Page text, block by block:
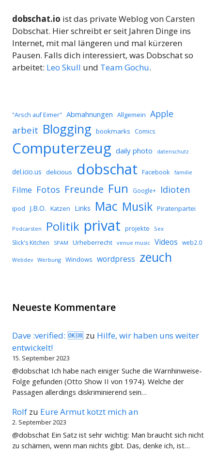
dobschat.io ist das private Weblog von Carsten
Dobschat. Hier schreibt er seit Jahren Dinge ins
Internet, mit mal längeren und mal kürzeren
Pausen. Falls dich interessiert, was Dobschat so
arbeitet: Leo Skull und Team Gochu.
"Arsch auf Eimer" Abmahnungen Allgemein Apple
arbeit Blogging bookmarks Comics
Computerzeug daily photo datenschutz
del.icio.us delicious dobschat Facebook familie
Filme Fotos Freunde Fun Google+ Idioten
ipod J.B.O. Katzen Links Mac Musik Piratenpartei
Podcarsten Politik privat projekte Sex
Slick's Kitchen SPAM Urheberrecht venue music Videos web2.0
Webdev Werbung Windows wordpress zeuch
Neueste Kommentare
Dave :verified: 🆗🆒 zu Hilfe, wir haben uns weiter
entwickelt!
15. September 2023
@dobschat Ich habe nach einiger Suche die Warnhinweise-
Folge gefunden (Otto Show II von 1974). Welche der
Passagen allerdings diskriminierend sein…
Rolf zu Eure Armut kotzt mich an
2. September 2023
@dobschat Ein Satz ist sehr wichtig: Man braucht sich nicht
zu schämen, wenn man nichts gibt. Das, denke ich, ist…